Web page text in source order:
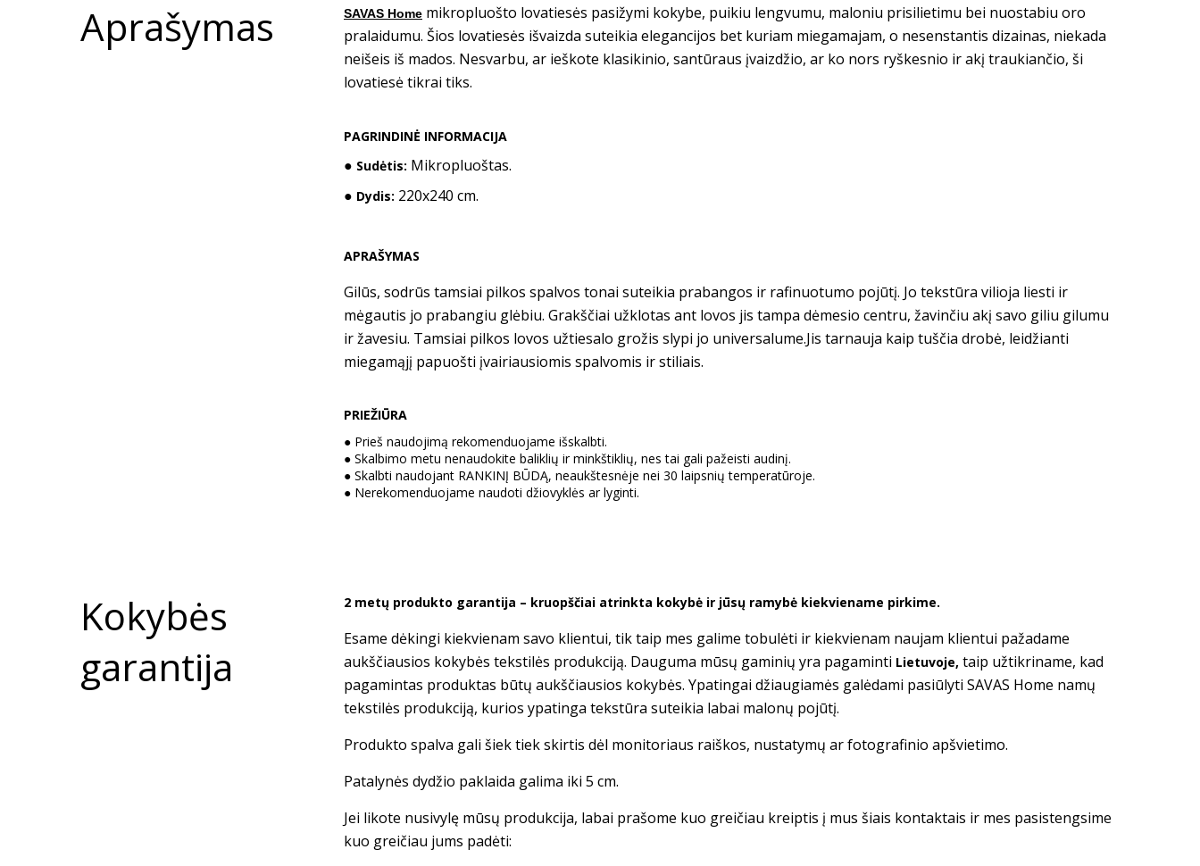
Aprašymas SAVAS Home mikropluošto lovatiesės pasižymi kokybe, puikiu lengvumu, maloniu prisilietimu bei nuostabiu oro
pralaidumu. Šios lovatiesės išvaizda suteikia elegancijos bet kuriam miegamajam, o nesenstantis dizainas, niekada
neišeis iš mados. Nesvarbu, ar ieškote klasikinio, santūraus įvaizdžio, ar ko nors ryškesnio ir akį traukiančio, ši
lovatiesė tikrai tiks.
PAGRINDINĖ INFORMACIJA
● Sudėtis: Mikropluoštas.
● Dydis: 220x240 cm.
APRAŠYMAS
Gilūs, sodrūs tamsiai pilkos spalvos tonai suteikia prabangos ir rafinuotumo pojūtį. Jo tekstūra vilioja liesti ir
mėgautis jo prabangiu glėbiu. Grakščiai užklotas ant lovos jis tampa dėmesio centru, žavinčiu akį savo giliu gilumu
ir žavesiu. Tamsiai pilkos lovos užtiesalo grožis slypi jo universalume.Jis tarnauja kaip tuščia drobė, leidžianti
miegamąjį papuošti įvairiausiomis spalvomis ir stiliais.
PRIEŽIŪRA
● Prieš naudojimą rekomenduojame išskalbti.
● Skalbimo metu nenaudokite baliklių ir minkštiklių, nes tai gali pažeisti audinį.
● Skalbti naudojant RANKINĮ BŪDĄ, neaukštesnėje nei 30 laipsnių temperatūroje.
● Nerekomenduojame naudoti džiovyklės ar lyginti.
Kokybės
garantija
2 metų produkto garantija – kruopščiai atrinkta kokybė ir jūsų ramybė kiekviename pirkime.
Esame dėkingi kiekvienam savo klientui, tik taip mes galime tobulėti ir kiekvienam naujam klientui pažadame
aukščiausios kokybės tekstilės produkciją. Dauguma mūsų gaminių yra pagaminti Lietuvoje, taip užtikriname, kad
pagamintas produktas būtų aukščiausios kokybės. Ypatingai džiaugiamės galėdami pasiūlyti SAVAS Home namų
tekstilės produkciją, kurios ypatinga tekstūra suteikia labai malonų pojūtį.
Produkto spalva gali šiek tiek skirtis dėl monitoriaus raiškos, nustatymų ar fotografinio apšvietimo.
Patalynės dydžio paklaida galima iki 5 cm.
Jei likote nusivylę mūsų produkcija, labai prašome kuo greičiau kreiptis į mus šiais kontaktais ir mes pasistengsime
kuo greičiau jums padėti: